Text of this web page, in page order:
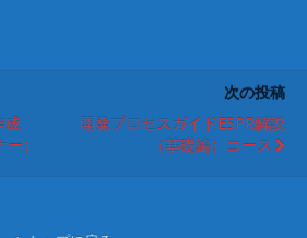
成
）
次の投稿
開発プロセスガイドESPR解説
（基礎編）コース